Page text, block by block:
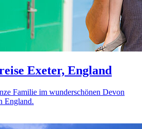
Exeter, England
Familie im wunderschönen Devon
England.